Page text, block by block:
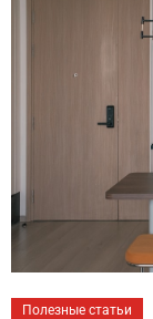
Полезные статьи